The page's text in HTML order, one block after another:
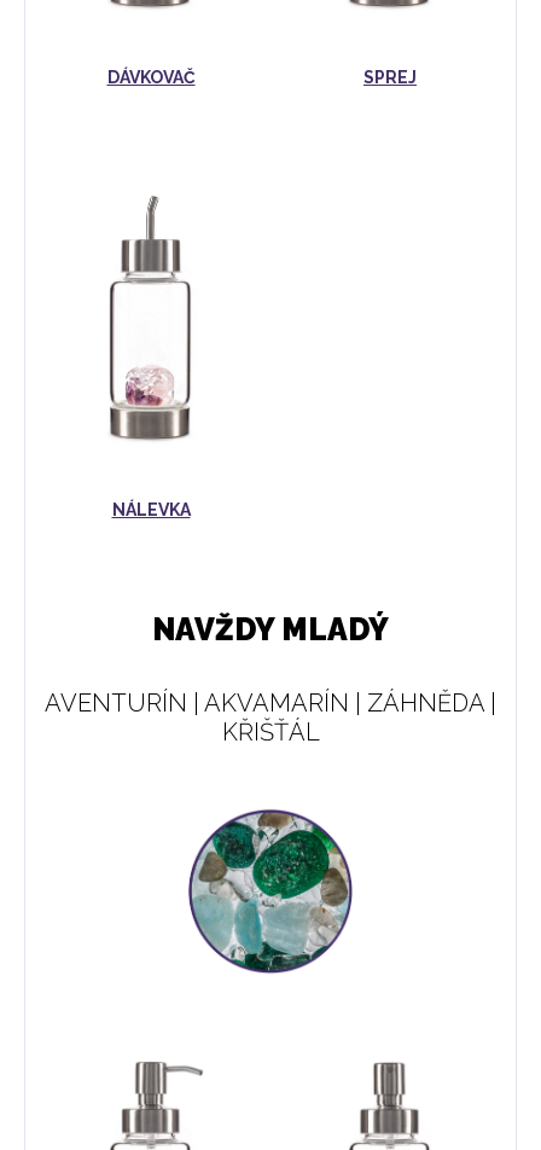
DÁVKOVAČ SPREJ
NÁLEVKA
NAVŽDY MLADÝ
AVENTURÍN | AKVAMARÍN | ZÁHNĚDA |
KŘIŠŤÁL